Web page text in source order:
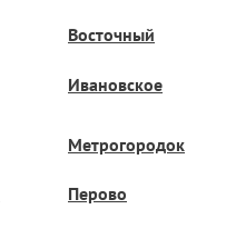
Восточный
Ивановское
Метрогородок
Перово